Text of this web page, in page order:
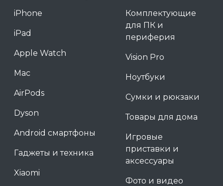
iPhone
iPad
Apple Watch
Mac
AirPods
Dyson
Android смартфоны
Гаджеты и техника
Xiaomi
Комплектующие
для ПК и
периферия
Vision Pro
Ноутбуки
Сумки и рюкзаки
Товары для дома
Игровые
приставки и
аксессуары
Фото и видео